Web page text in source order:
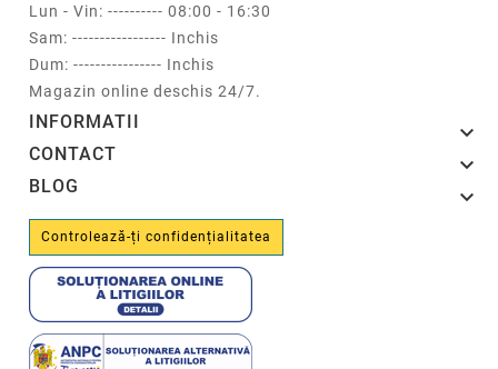
Lun - Vin: ---------- 08:00 - 16:30
Sam: ----------------- Inchis
Dum: ---------------- Inchis
Magazin online deschis 24/7.
INFORMATII 
CONTACT 
BLOG 
Controlează-ți confidențialitatea